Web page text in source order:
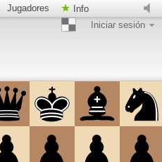
Jugadores
Info
Iniciar sesión